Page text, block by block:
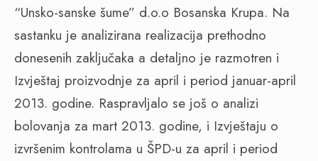
“Unsko-sanske šume” d.o.o Bosanska Krupa. Na
sastanku je analizirana realizacija prethodno
donesenih zaključaka a detaljno je razmotren i
Izvještaj proizvodnje za april i period januar-april
2013. godine. Raspravljalo se još o analizi
bolovanja za mart 2013. godine, i Izvještaju o
izvršenim kontrolama u ŠPD-u za april i period